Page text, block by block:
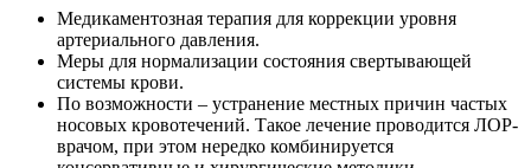
Медикаментозная терапия для коррекции уровня
артериального давления.
Меры для нормализации состояния свертывающей
системы крови.
По возможности – устранение местных причин частых
носовых кровотечений. Такое лечение проводится ЛОР-
врачом, при этом нередко комбинируется